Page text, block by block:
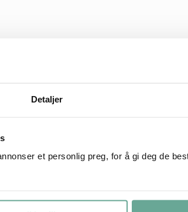
Detaljer
et personlig preg, for å gi deg de